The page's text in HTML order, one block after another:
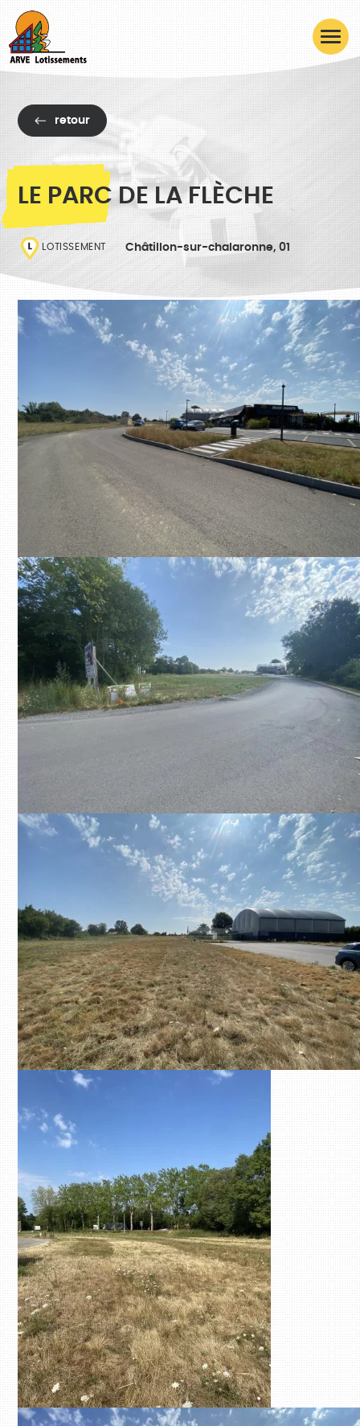
retour
LE PARC DE LA FLÈCHE
LOTISSEMENT Châtillon-sur-chalaronne, 01